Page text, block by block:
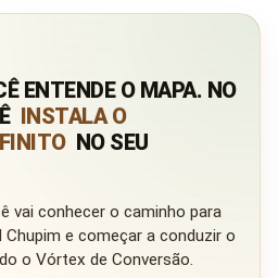
ENTENDE O MAPA. NO
INSTALA O
NO SEU
vai conhecer o caminho para
e começar a conduzir o
o Vórtex de Conversão.